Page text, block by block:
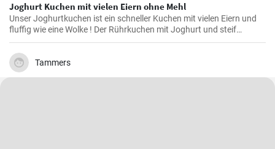
Joghurt Kuchen mit vielen Eiern ohne Mehl
Unser Joghurtkuchen ist ein schneller Kuchen mit vielen Eiern und
fluffig wie eine Wolke ! Der Rührkuchen mit Joghurt und steif
geschlagenem Eiweiß (ohne Mehl) wird ihre Familie begeistern weil
er so flauschig und lecker ist.
Tammers